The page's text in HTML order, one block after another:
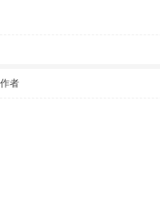
者